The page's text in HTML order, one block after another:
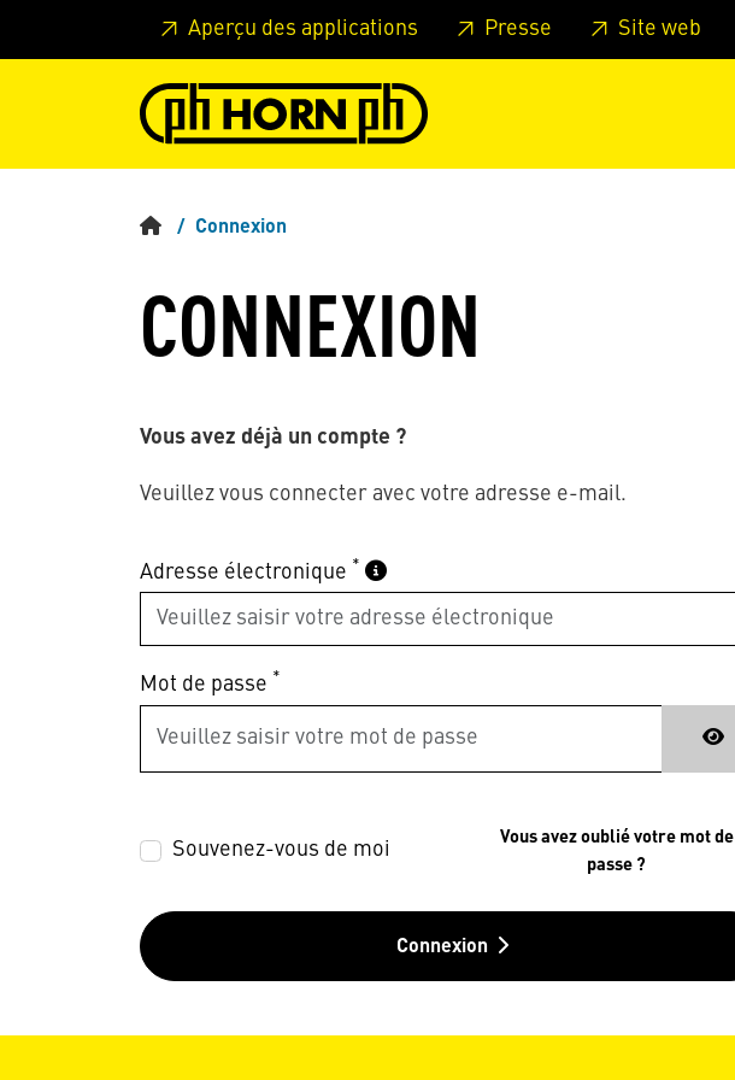
Skip to main content Passer à l'en-tête de la page Passer au pied de page
Aperçu des applications Presse Site web
Connexion
CONNEXION
Vous avez déjà un compte ?
Veuillez vous connecter avec votre adresse e-mail.
Adresse électronique *
Mot de passe *
Souvenez-vous de moi
Vous avez oublié votre mot de
passe ?
Connexion